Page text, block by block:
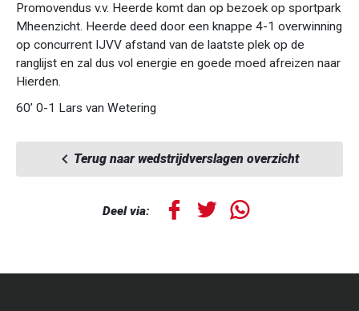
Promovendus v.v. Heerde komt dan op bezoek op sportpark
Mheenzicht. Heerde deed door een knappe 4-1 overwinning
op concurrent IJVV afstand van de laatste plek op de
ranglijst en zal dus vol energie en goede moed afreizen naar
Hierden.
60’ 0-1 Lars van Wetering
Terug naar wedstrijdverslagen overzicht
Deel via: